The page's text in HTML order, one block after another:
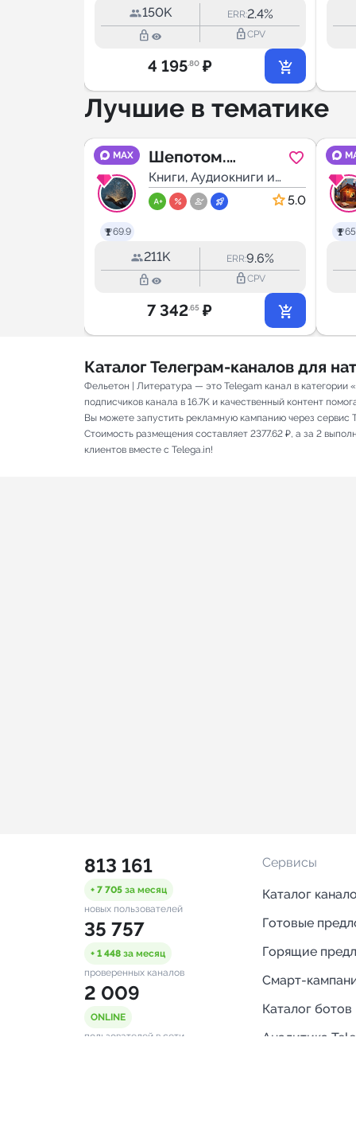
150K ERR:2.4%
lock_outline lock_outlineCPV
4 195.80 ₽
Лучшие в тематике
MAX
69.9
Шепотом.
Рассказы.
Книги, Аудиокниги и
Подкасты
5.0
211K ERR:9.6%
lock_outline lock_outlineCPV
7 342.65 ₽
Каталог Телеграм-каналов для
Фельетон | Литература — это Telegam канал в категории
подписчиков канала в 16.7K и качественный контент
Вы можете запустить рекламную кампанию через сервис
Стоимость размещения составляет 2377.62 ₽, а за 2
клиентов вместе с Telega.in!
813 161
+ 7 705 за месяц
новых пользователей
35 757
+ 1 448 за месяц
проверенных каналов
2 009
ONLINE
пользователей в сети
Сервисы
Каталог
Готовые
Горящие
Смарт-
Каталог ботов
Аналитика